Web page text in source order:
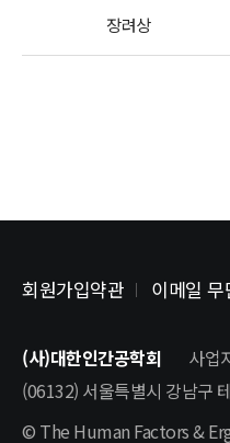
장려상
회원가입약관 이메일
(사)대한인간공학회 사업
(06132) 서울특별시 강남구
© The Human Factors &